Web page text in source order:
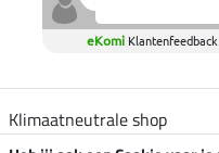
eKomi Klantenfeedback
Klimaatneutrale shop